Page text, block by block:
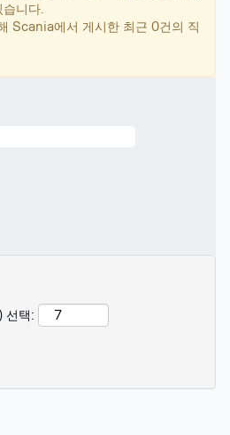
니다.
Scania에서 게시한 최근 0건의 직
선택: